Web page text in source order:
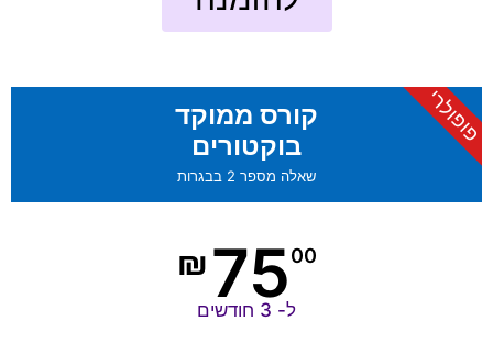
קורס ממוקד
בוקטורים
שאלה מספר 2 בבגרות
₪7500
ל- 3 חודשים
פופולרי